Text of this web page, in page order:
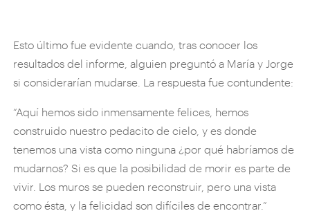
Esto último fue evidente cuando, tras conocer los
resultados del informe, alguien preguntó a María y Jorge
si considerarían mudarse. La respuesta fue contundente:
“Aquí hemos sido inmensamente felices, hemos
construido nuestro pedacito de cielo, y es donde
tenemos una vista como ninguna ¿por qué habríamos de
mudarnos? Si es que la posibilidad de morir es parte de
vivir. Los muros se pueden reconstruir, pero una vista
como ésta, y la felicidad son difíciles de encontrar.”